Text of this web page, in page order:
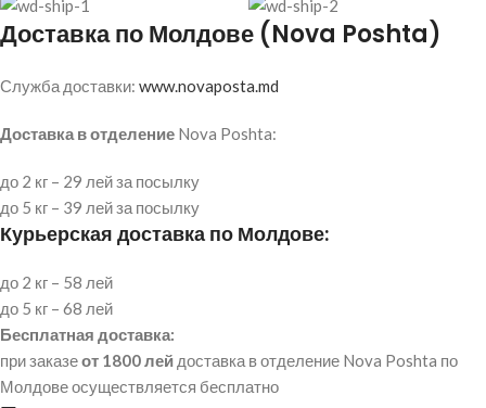
Доставка по Молдове (Nova Poshta)
Служба доставки: www.novaposta.md
Доставка в отделение Nova Poshta:
до 2 кг – 29 лей за посылку
до 5 кг – 39 лей за посылку
Курьерская доставка по Молдове:
до 2 кг – 58 лей
до 5 кг – 68 лей
Бесплатная доставка:
при заказеот 1800 лей доставка в отделение Nova Poshta по
Молдове осуществляется бесплатно